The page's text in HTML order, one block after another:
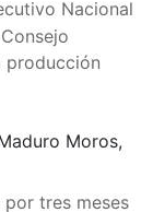
Nacional
producción
Moros,
por tres meses